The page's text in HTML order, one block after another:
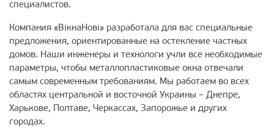
специалистов.
Компания «ВiкнаНовi» разработала для вас специальные
предложения, ориентированные на остекление частных
домов. Наши инженеры и технологи учли все необходимые
параметры, чтобы металлопластиковые окна отвечали
самым современным требованиям. Мы работаем во всех
областях центральной и восточной Украины – Днепре,
Харькове, Полтаве, Черкассах, Запорожье и других
городах.